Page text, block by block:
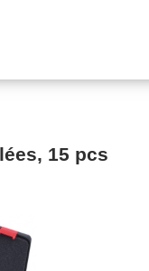
15 pcs